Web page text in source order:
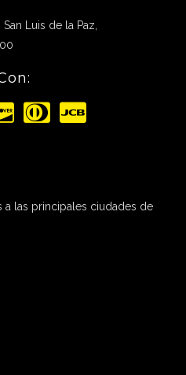
Luis de la Paz,
a las principales ciudades de